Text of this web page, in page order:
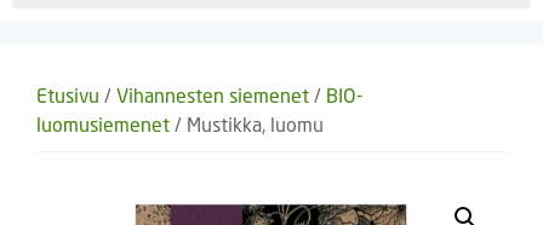
Etusivu / Vihannesten siemenet / BIO-
luomusiemenet / Mustikka, luomu